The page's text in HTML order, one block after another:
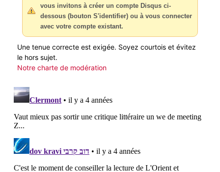
vous invitons à créer un compte Disqus ci-
dessous (bouton S'identifier) ou à vous connecter
avec votre compte existant.
Une tenue correcte est exigée. Soyez courtois et évitez
le hors sujet.
Notre charte de modération